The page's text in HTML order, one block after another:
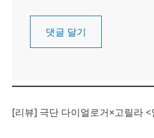
[리뷰] 극단 다이얼로거×고릴라